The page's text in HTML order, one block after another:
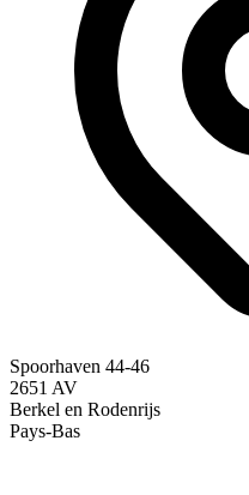
Spoorhaven 44-46
2651 AV
Berkel en Rodenrijs
Pays-Bas